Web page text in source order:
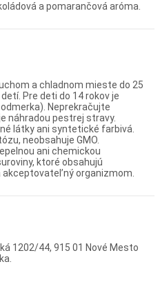
a pomarančová aróma.
a chladnom mieste do 25
Pre deti do 14 rokov je
Neprekračujte
náhradou pestrej stravy.
látky ani syntetické farbivá.
neobsahuje GMO.
ani chemickou
ktoré obsahujú
organizmom.
1202/44, 915 01 Nové Mesto